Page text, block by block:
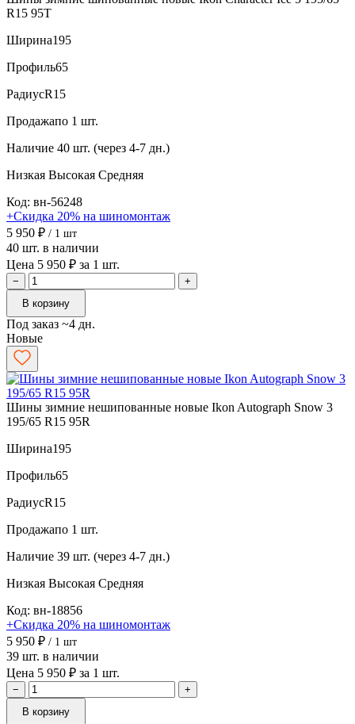
R15 95T
Ширина195
Профиль65
РадиусR15
Продажапо 1 шт.
Наличие 40 шт. (через 4-7 дн.)
Низкая Высокая Средняя
Код: вн-56248
+Скидка 20% на шиномонтаж
5 950 ₽ / 1 шт
40 шт. в наличии
Цена 5 950 ₽ за 1 шт.
−
+
В корзину
Под заказ ~4 дн.
Новые
Шины зимние нешипованные новые Ikon Autograph Snow 3
195/65 R15 95R
Ширина195
Профиль65
РадиусR15
Продажапо 1 шт.
Наличие 39 шт. (через 4-7 дн.)
Низкая Высокая Средняя
Код: вн-18856
+Скидка 20% на шиномонтаж
5 950 ₽ / 1 шт
39 шт. в наличии
Цена 5 950 ₽ за 1 шт.
−
+
В корзину